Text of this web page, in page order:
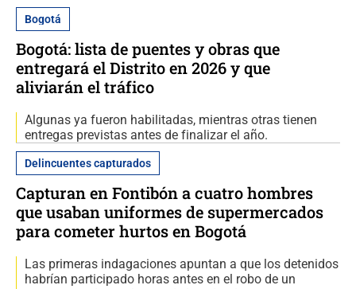
Bogotá
Bogotá: lista de puentes y obras que
entregará el Distrito en 2026 y que
aliviarán el tráfico
Algunas ya fueron habilitadas, mientras otras tienen
entregas previstas antes de finalizar el año.
Delincuentes capturados
Capturan en Fontibón a cuatro hombres
que usaban uniformes de supermercados
para cometer hurtos en Bogotá
Las primeras indagaciones apuntan a que los detenidos
habrían participado horas antes en el robo de un